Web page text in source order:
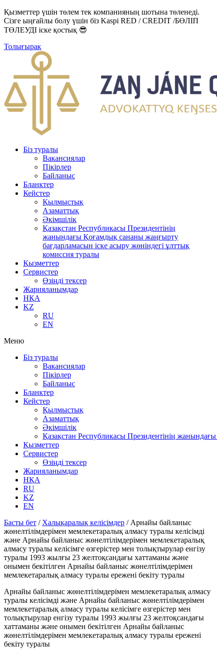
Қызметтер үшін төлем тек компанияның шотына төленеді.
Сізге ыңғайлы болу үшін біз Kaspi RED / CREDIT /БӨЛІП
ТӨЛЕУДІ іске қостық 😎
Толығырақ
Біз туралы
Вакансиялар
Пікірлер
Байланыс
Бланктер
Кейстер
Қылмыстық
Азаматтық
Әкімшілік
Қазақстан Республикасы Президентінің
жанындағы Қоғамдық сананы жаңғырту
бағдарламасын іске асыру жөніндегі ұлттық
комиссия туралы
Қызметтер
Сервистер
Өзіңді тексер
Жарияланымдар
НҚА
KZ
RU
EN
Меню
Біз туралы
Вакансиялар
Пікірлер
Байланыс
Бланктер
Кейстер
Қылмыстық
Азаматтық
Әкімшілік
Қазақстан Республикасы Президентінің
Қызметтер
Сервистер
Өзіңді тексер
Жарияланымдар
НҚА
RU
KZ
EN
Басты бет / Халықаралық келісімдер / Арнайы байланыс
жөнелтілімдерімен мемлекетаралық алмасу туралы келісімді
және Арнайы байланыс жөнелтілімдерімен мемлекетаралық
алмасу туралы келісімге өзгерістер мен толықтырулар енгізу
туралы 1993 жылғы 23 желтоқсандағы хаттаманы және
онымен бекітілген Арнайы байланыс жөнелтілімдерімен
мемлекетаралық алмасу туралы ережені бекіту туралы
Арнайы байланыс жөнелтілімдерімен мемлекетаралық алмасу
туралы келісімді және Арнайы байланыс жөнелтілімдерімен
мемлекетаралық алмасу туралы келісімге өзгерістер мен
толықтырулар енгізу туралы 1993 жылғы 23 желтоқсандағы
хаттаманы және онымен бекітілген Арнайы байланыс
жөнелтілімдерімен мемлекетаралық алмасу туралы ережені
бекіту туралы